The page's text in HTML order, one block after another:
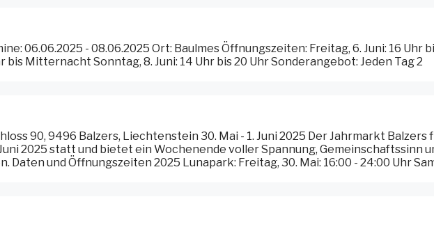
06.06.2025 - 08.06.2025 Ort: Baulmes Öffnungszeiten: Freitag, 6. Juni: 16 Uhr
bis Mitternacht Sonntag, 8. Juni: 14 Uhr bis 20 Uhr Sonderangebot: Jeden Tag 2
90, 9496 Balzers, Liechtenstein 30. Mai - 1. Juni 2025 Der Jahrmarkt Balzers
2025 statt und bietet ein Wochenende voller Spannung, Gemeinschaftssinn
und Öffnungszeiten 2025 Lunapark: Freitag, 30. Mai: 16:00 - 24:00 Uhr